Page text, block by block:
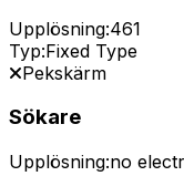
Upplösning:461
Typ:Fixed Type
Pekskärm
Sökare
Upplösning:no